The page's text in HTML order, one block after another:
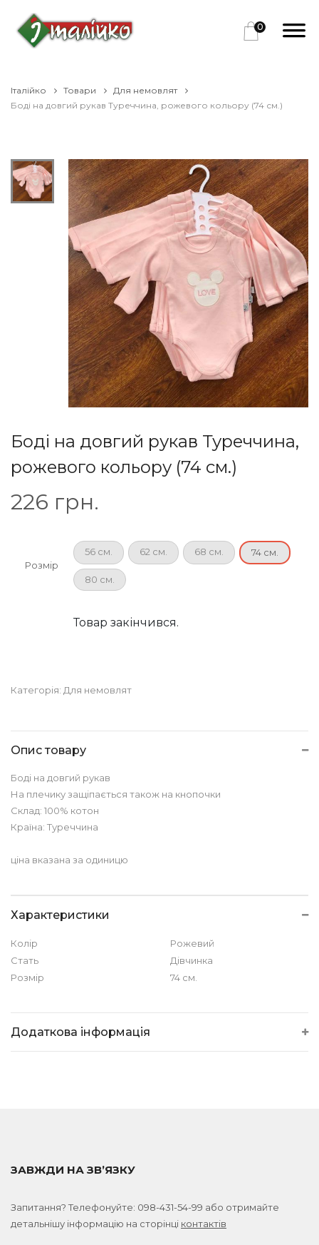
0
Італійко Товари
Для немовлят
Боді на довгий рукав Туреччина, рожевого кольору (74 см.)
Боді на довгий рукав Туреччина,
рожевого кольору (74 см.)
226 грн.
Розмір
56 см. 62 см. 68 см. 74 см.
80 см.
Товар закінчився.
Категорія: Для немовлят
Опис товару
Боді на довгий рукав
На плечику защіпається також на кнопочки
Склад: 100% котон
Країна: Туреччина
ціна вказана за одиницю
Характеристики
Колір
Рожевий
Стать
Дівчинка
Розмір
74 см.
Додаткова інформація
ЗАВЖДИ НА ЗВ’ЯЗКУ
Запитання? Телефонуйте: 098-431-54-99 або отримайте
детальнішу інформацію на сторінці контактів